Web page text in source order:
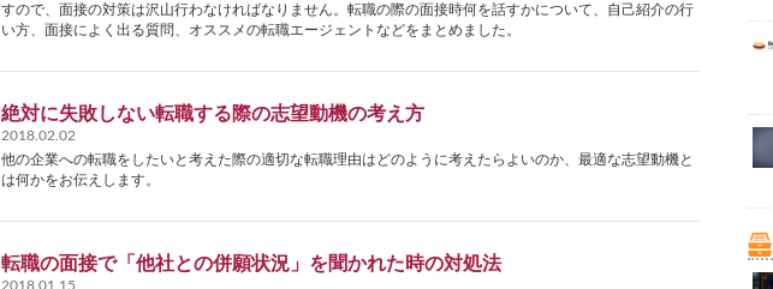
すので、面接の対策は沢山行わなければなりません。転職の際の面接時何を話すかについて、自己紹介の行
い方、面接によく出る質問、オススメの転職エージェントなどをまとめました。
絶対に失敗しない転職する際の志望動機の考え方
2018.02.02
他の企業への転職をしたいと考えた際の適切な転職理由はどのように考えたらよいのか、最適な志望動機と
は何かをお伝えします。
転職の面接で「他社との併願状況」を聞かれた時の対処法
2018.01.15